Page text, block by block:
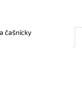
čašnícky